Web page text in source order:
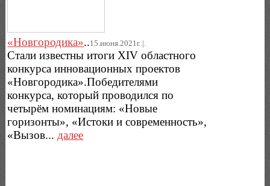
«Новгородика»..15.июня.2021г..|.
Стали известны итоги XIV областного
конкурса инновационных проектов
«Новгородика».Победителями
конкурса, который проводился по
четырём номинациям: «Новые
горизонты», «Истоки и современность»,
«Вызов... далее